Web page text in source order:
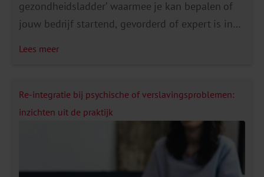
Re-integratie bij psychische of verslavingsproblemen:
inzichten uit de praktijk
gezondheidsladder’ waarmee je kan bepalen of
jouw bedrijf startend, gevorderd of expert is in
je kunt gebruiken in het gesprek met
medewerkers. Ten slotte ontdek je met de
Lees meer